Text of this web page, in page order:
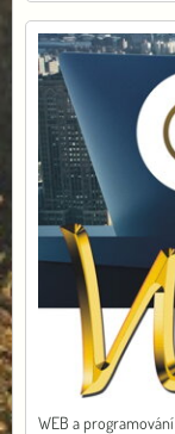
WEB a programování